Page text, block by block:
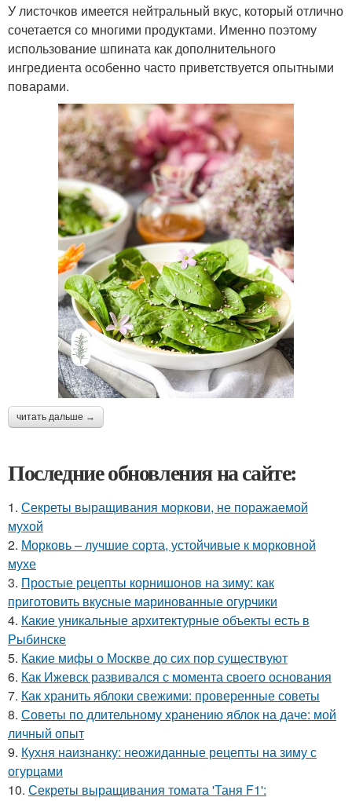
У листочков имеется нейтральный вкус, который отлично
сочетается со многими продуктами. Именно поэтому
использование шпината как дополнительного
ингредиента особенно часто приветствуется опытными
поварами.
читать дальше →
Последние обновления на сайте:
1. Секреты выращивания моркови, не поражаемой
мухой
2. Морковь – лучшие сорта, устойчивые к морковной
мухе
3. Простые рецепты корнишонов на зиму: как
приготовить вкусные маринованные огурчики
4. Какие уникальные архитектурные объекты есть в
Рыбинске
5. Какие мифы о Москве до сих пор существуют
6. Как Ижевск развивался с момента своего основания
7. Как хранить яблоки свежими: проверенные советы
8. Советы по длительному хранению яблок на даче: мой
личный опыт
9. Кухня наизнанку: неожиданные рецепты на зиму с
огурцами
10. Секреты выращивания томата 'Таня F1':